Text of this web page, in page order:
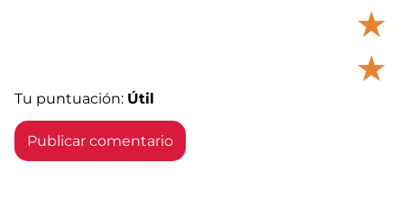
★
★
Tu puntuación: Útil